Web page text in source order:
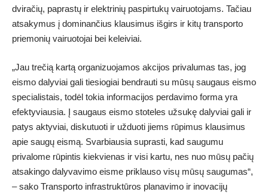
dviračių, paprastų ir elektrinių paspirtukų vairuotojams. Tačiau
atsakymus į dominančius klausimus išgirs ir kitų transporto
priemonių vairuotojai bei keleiviai.
„Jau trečią kartą organizuojamos akcijos privalumas tas, jog
eismo dalyviai gali tiesiogiai bendrauti su mūsų saugaus eismo
specialistais, todėl tokia informacijos perdavimo forma yra
efektyviausia. Į saugaus eismo stoteles užsukę dalyviai gali ir
patys aktyviai, diskutuoti ir užduoti jiems rūpimus klausimus
apie saugų eismą. Svarbiausia suprasti, kad saugumu
privalome rūpintis kiekvienas ir visi kartu, nes nuo mūsų pačių
atsakingo dalyvavimo eisme priklauso visų mūsų saugumas“,
– sako Transporto infrastruktūros planavimo ir inovacijų